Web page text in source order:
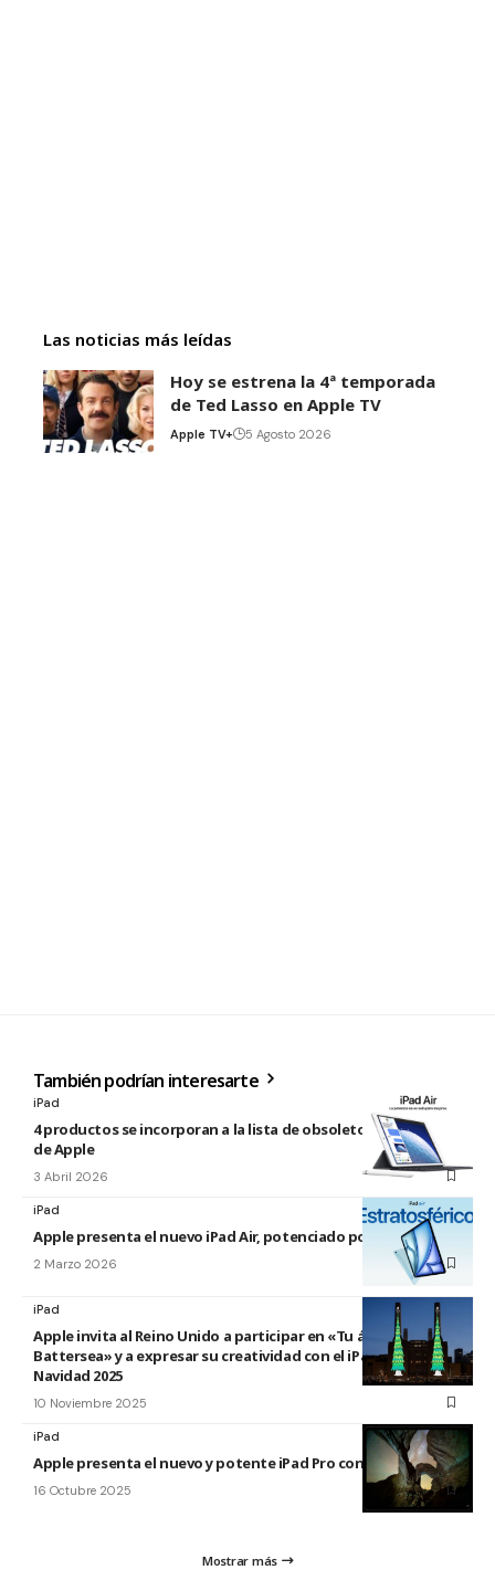
Las noticias más leídas
Hoy se estrena la 4ª temporada
de Ted Lasso en Apple TV
Apple TV+ 5 Agosto 2026
También podrían interesarte
iPad
4 productos se incorporan a la lista de obsoletos y antiguos
de Apple
3 Abril 2026
iPad
Apple presenta el nuevo iPad Air, potenciado por el M4
2 Marzo 2026
iPad
Apple invita al Reino Unido a participar en «Tu árbol en
Battersea» y a expresar su creatividad con el iPad esta
Navidad 2025
10 Noviembre 2025
iPad
Apple presenta el nuevo y potente iPad Pro con el chip M5
16 Octubre 2025
Mostrar más